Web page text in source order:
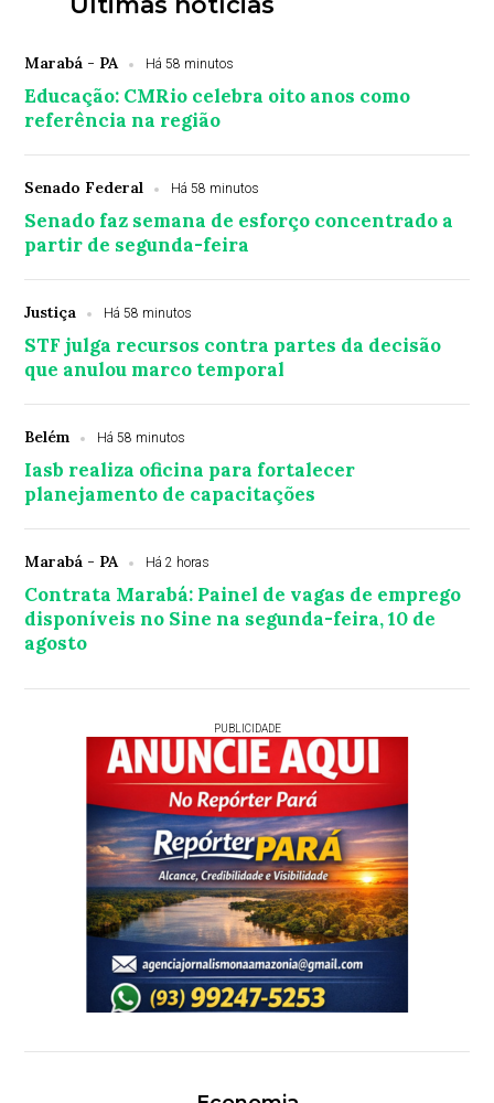
Marabá - PA Há 58 minutos
Educação: CMRio celebra oito anos como
referência na região
Senado Federal Há 58 minutos
Senado faz semana de esforço concentrado a
partir de segunda-feira
Justiça Há 58 minutos
STF julga recursos contra partes da decisão
que anulou marco temporal
Belém Há 58 minutos
Iasb realiza oficina para fortalecer
planejamento de capacitações
Marabá - PA Há 2 horas
Contrata Marabá: Painel de vagas de emprego
disponíveis no Sine na segunda-feira, 10 de
agosto
PUBLICIDADE